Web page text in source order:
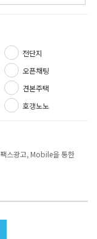
전단지
오픈채팅
견본주택
호갱노노
스광고, Mobile을 통한